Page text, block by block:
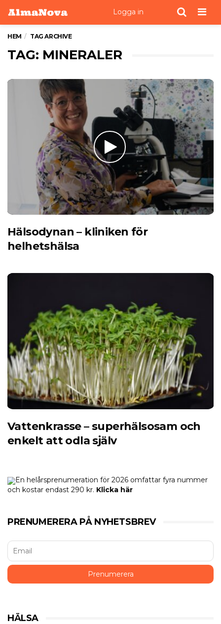
Logga in
HEM TAG ARCHIVE
TAG: MINERALER
Hälsodynan – kliniken för
helhetshälsa
Vattenkrasse – superhälsosam och
enkelt att odla själv
En helårsprenumeration för 2026 omfattar fyra nummer
och kostar endast 290 kr. Klicka här
PRENUMERERA PÅ NYHETSBREV
HÄLSA